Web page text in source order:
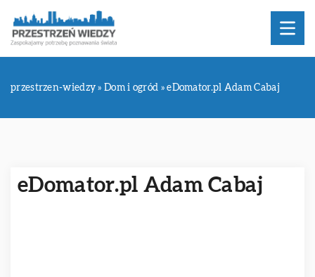
przestrzen-wiedzy »Dom i ogród »eDomator.pl Adam Cabaj
eDomator.pl Adam Cabaj